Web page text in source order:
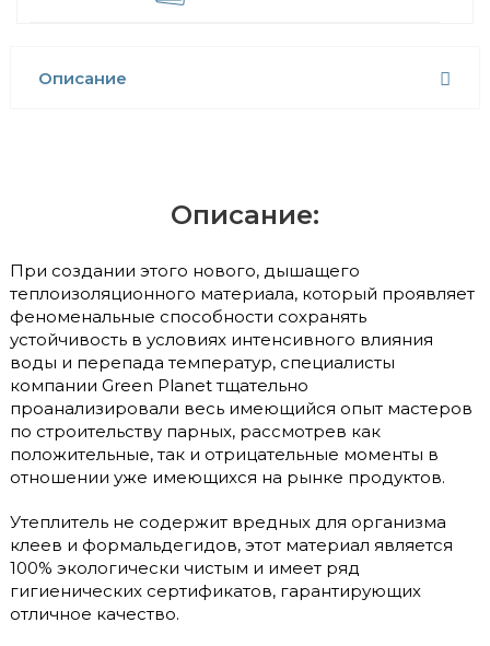
Описание
Описание:
При создании этого нового, дышащего
теплоизоляционного материала, который проявляет
феноменальные способности сохранять
устойчивость в условиях интенсивного влияния
воды и перепада температур, специалисты
компании Green Planet тщательно
проанализировали весь имеющийся опыт мастеров
по строительству парных, рассмотрев как
положительные, так и отрицательные моменты в
отношении уже имеющихся на рынке продуктов.
Утеплитель не содержит вредных для организма
клеев и формальдегидов, этот материал является
100% экологически чистым и имеет ряд
гигиенических сертификатов, гарантирующих
отличное качество.